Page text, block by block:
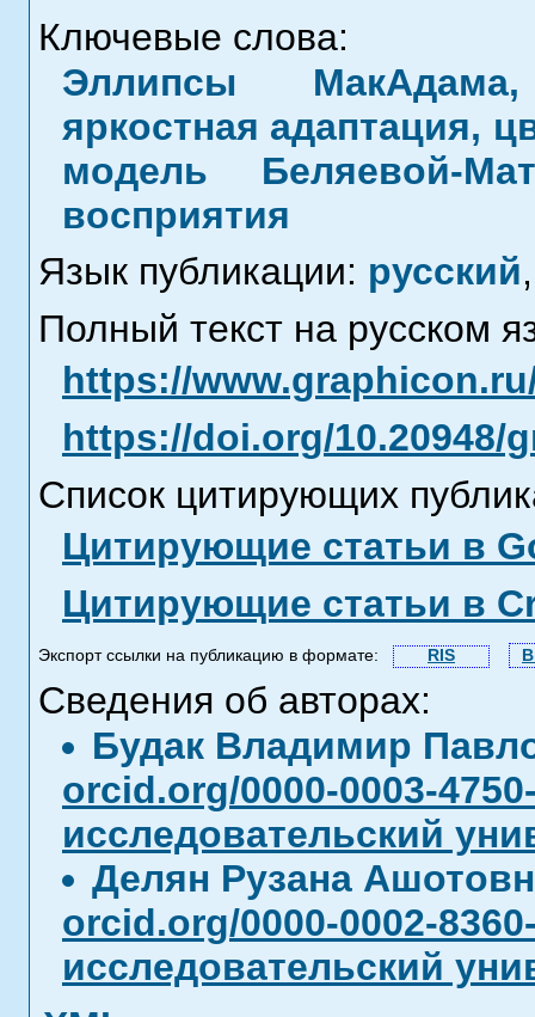
Ключевые слова:
Эллипсы
яркостная адаптация,
модель Беляевой-
восприятия
Язык публикации: русский,
Полный текст на русском
https://
https://doi.org/10.20948/
Список цитирующих
Цитирующие статьи в
Цитирующие статьи в
Экспорт ссылки на публикацию в формате: RIS
Сведения об авторах:
Будак Владимир
orcid.org/0000-0003-
исследовательский
Делян Рузана
orcid.org/0000-0002-
исследовательский